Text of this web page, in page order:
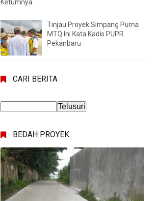
Ketumnya
Tinjau Proyek Simpang Purna
MTQ Ini Kata Kadis PUPR
Pekanbaru
CARI BERITA
BEDAH PROYEK